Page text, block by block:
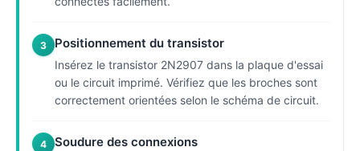
3 Positionnement du transistor
Insérez le transistor 2N2907 dans la plaque d'essai
ou le circuit imprimé. Vérifiez que les broches sont
correctement orientées selon le schéma de circuit.
4 Soudure des connexions